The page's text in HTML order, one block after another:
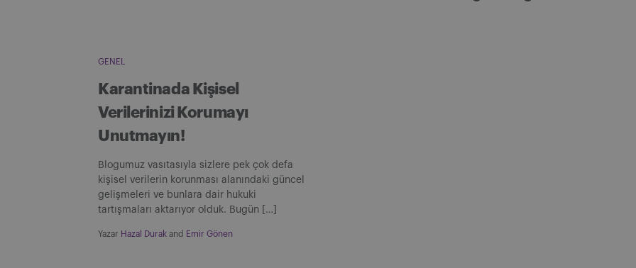
GENEL
Karantinada Kişisel
Verilerinizi Korumayı
Unutmayın!
Blogumuz vasıtasıyla sizlere pek çok defa
kişisel verilerin korunması alanındaki güncel
gelişmeleri ve bunlara dair hukuki
tartışmaları aktarıyor olduk. Bugün […]
Yazar Hazal Durak and Emir Gönen